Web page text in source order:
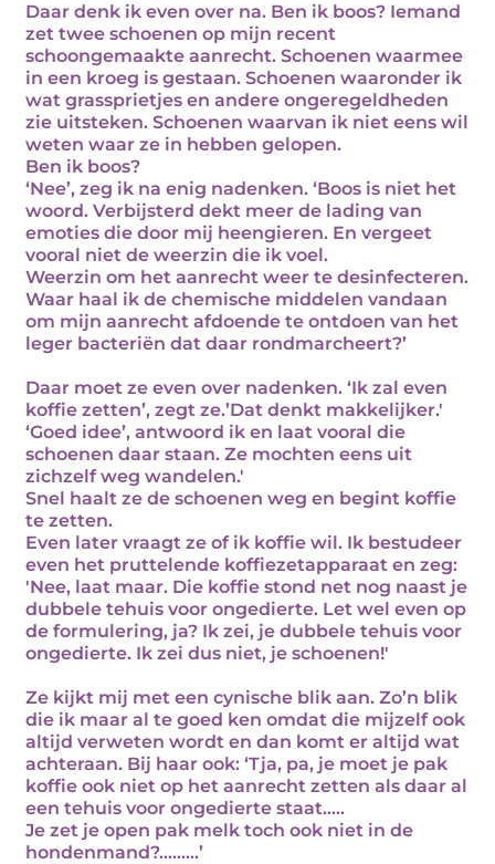
Daar denk ik even over na. Ben ik boos? Iemand
zet twee schoenen op mijn recent
schoongemaakte aanrecht. Schoenen waarmee
in een kroeg is gestaan. Schoenen waaronder ik
wat grassprietjes en andere ongeregeldheden
zie uitsteken. Schoenen waarvan ik niet eens wil
weten waar ze in hebben gelopen.
Ben ik boos?
‘Nee’, zeg ik na enig nadenken. ‘Boos is niet het
woord. Verbijsterd dekt meer de lading van
emoties die door mij heengieren. En vergeet
vooral niet de weerzin die ik voel.
Weerzin om het aanrecht weer te desinfecteren.
Waar haal ik de chemische middelen vandaan
om mijn aanrecht afdoende te ontdoen van het
leger bacteriën dat daar rondmarcheert?’
Daar moet ze even over nadenken. ‘Ik zal even
koffie zetten’, zegt ze.’Dat denkt makkelijker.'
‘Goed idee’, antwoord ik en laat vooral die
schoenen daar staan. Ze mochten eens uit
zichzelf weg wandelen.'
Snel haalt ze de schoenen weg en begint koffie
te zetten.
Even later vraagt ze of ik koffie wil. Ik bestudeer
even het pruttelende koffiezetapparaat en zeg:
'Nee, laat maar. Die koffie stond net nog naast je
dubbele tehuis voor ongedierte. Let wel even op
de formulering, ja? Ik zei, je dubbele tehuis voor
ongedierte. Ik zei dus niet, je schoenen!'
Ze kijkt mij met een cynische blik aan. Zo’n blik
die ik maar al te goed ken omdat die mijzelf ook
altijd verweten wordt en dan komt er altijd wat
achteraan. Bij haar ook: ‘Tja, pa, je moet je pak
koffie ook niet op het aanrecht zetten als daar al
een tehuis voor ongedierte staat…..
Je zet je open pak melk toch ook niet in de
hondenmand?………’